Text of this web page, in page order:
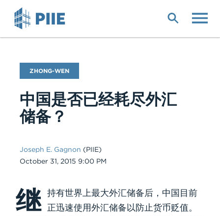
Blog
Name
ZHONG-WEN
中国是否已经耗尽外汇
储备？
Joseph E. Gagnon (PIIE)
Date
October 31, 2015 9:00 PM
Body
继 持有世界上最大外汇储备后，中国目前
正迅速使用外汇储备以防止货币贬值。